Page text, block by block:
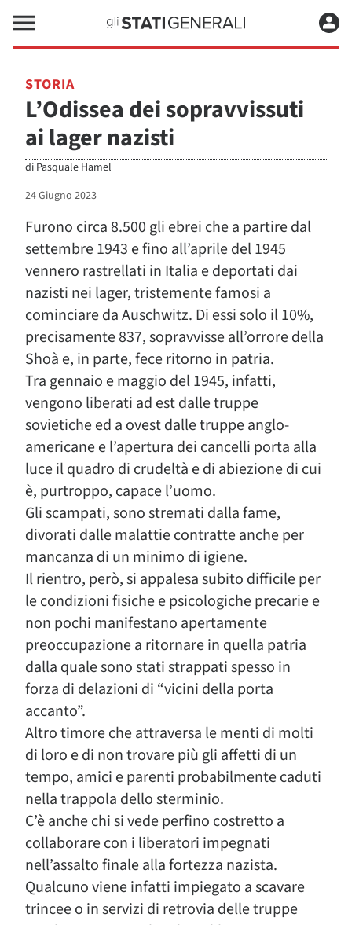
STORIA
L’Odissea dei sopravvissuti
ai lager nazisti
di Pasquale Hamel
24 Giugno 2023
Furono circa 8.500 gli ebrei che a partire dal
settembre 1943 e fino all’aprile del 1945
vennero rastrellati in Italia e deportati dai
nazisti nei lager, tristemente famosi a
cominciare da Auschwitz. Di essi solo il 10%,
precisamente 837, sopravvisse all’orrore della
Shoà e, in parte, fece ritorno in patria.
Tra gennaio e maggio del 1945, infatti,
vengono liberati ad est dalle truppe
sovietiche ed a ovest dalle truppe anglo-
americane e l’apertura dei cancelli porta alla
luce il quadro di crudeltà e di abiezione di cui
è, purtroppo, capace l’uomo.
Gli scampati, sono stremati dalla fame,
divorati dalle malattie contratte anche per
mancanza di un minimo di igiene.
Il rientro, però, si appalesa subito difficile per
le condizioni fisiche e psicologiche precarie e
non pochi manifestano apertamente
preoccupazione a ritornare in quella patria
dalla quale sono stati strappati spesso in
forza di delazioni di “vicini della porta
accanto”.
Altro timore che attraversa le menti di molti
di loro e di non trovare più gli affetti di un
tempo, amici e parenti probabilmente caduti
nella trappola dello sterminio.
C’è anche chi si vede perfino costretto a
collaborare con i liberatori impegnati
nell’assalto finale alla fortezza nazista.
Qualcuno viene infatti impiegato a scavare
trincee o in servizi di retrovia delle truppe